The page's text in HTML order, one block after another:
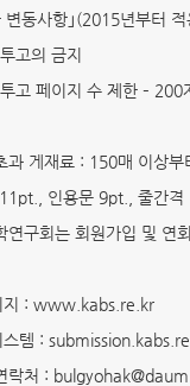
변동사항｣(2015년부터 적
고의 금지
고 페이지 수 제한 – 200
과 게재료 : 150매 이상부
인용문 9pt., 줄간격
연구회는 회원가입 및 연
지 : www.kabs.re.kr
스템 :
락처 :